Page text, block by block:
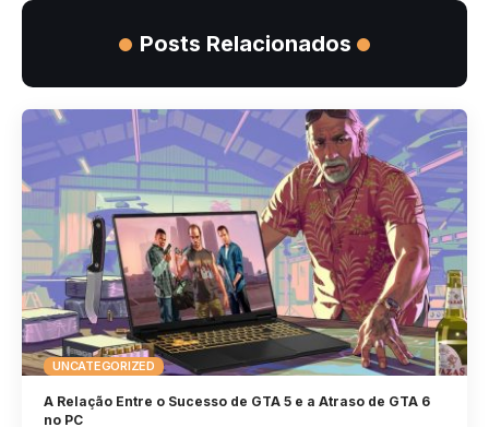
Posts Relacionados
UNCATEGORIZED
A Relação Entre o Sucesso de GTA 5 e a Atraso de GTA 6
no PC